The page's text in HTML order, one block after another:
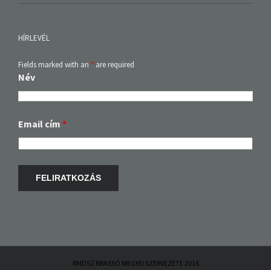
HÍRLEVÉL
Fields marked with an * are required
Név
Email cím *
RMDSZ BRASSÓ MEGYEI SZERVEZETE 2016